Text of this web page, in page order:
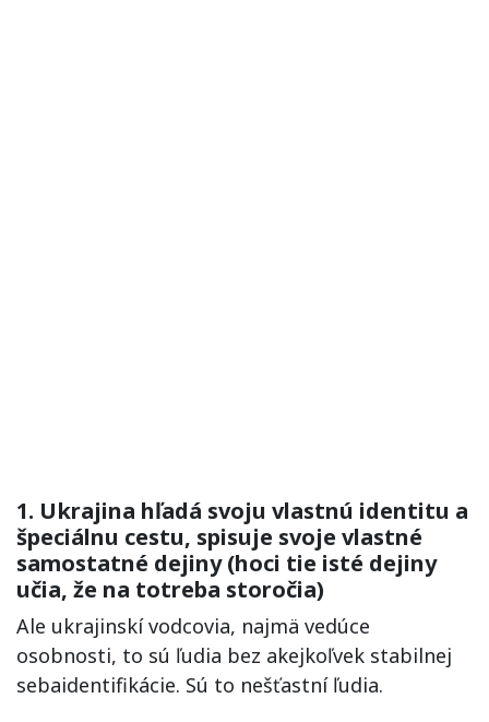
1. Ukrajina hľadá svoju vlastnú identitu a
špeciálnu cestu, spisuje svoje vlastné
samostatné dejiny (hoci tie isté dejiny
učia, že na totreba storočia)
Ale ukrajinskí vodcovia, najmä vedúce
osobnosti, to sú ľudia bez akejkoľvek stabilnej
sebaidentifikácie. Sú to nešťastní ľudia.